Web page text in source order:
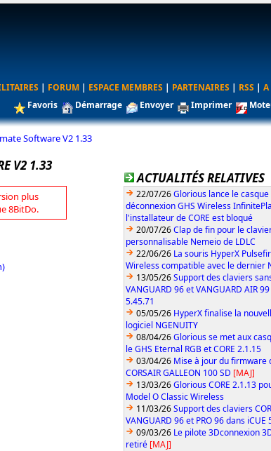
| FORUM | ESPACE MEMBRES | PARTENAIRES | RSS | A
Favoris Démarrage Envoyer Imprimer
Software V2 1.33
V2 1.33
plus
8BitDo.
ACTUALITÉS RELATIVES
22/07/26Glorious lance le
déconnexion GHS Wireless
l'installateur de CORE est bloqué
20/07/26Clap de fin pour le
personnalisable Nemeio de LDLC
22/06/26 La souris HyperX
Wireless compatible avec le dernier
13/05/26Support des claviers
VANGUARD 96 et VANGUARD AIR
5.45.71
05/05/26 HyperX finalise la
logiciel NGENUITY
08/04/26Glorious se met aux
le GHS Eternal RGB et CORE 2.1.15
03/04/26 Mise à jour du firmware
CORSAIR GALLEON 100 SD [MAJ]
13/03/26Glorious CORE 2.1.13
Model O Classic Wireless
11/03/26Support des claviers
VANGUARD 96 et PRO 96 dans iCUE
09/03/26 Le pilote 3Dconnexion
retiré [MAJ]